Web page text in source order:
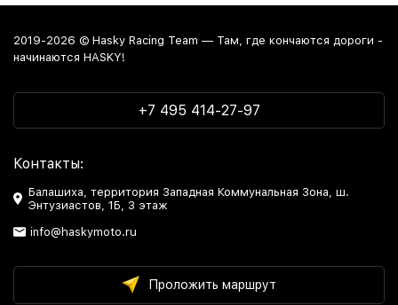
2019-2026 © Hasky Racing Team — Там, где кончаются дороги -
начинаются HASKY!
+7 495 414-27-97
Контакты:
Балашиха, территория Западная Коммунальная Зона, ш.
Энтузиастов, 1Б, 3 этаж
info@haskymoto.ru
Проложить маршрут